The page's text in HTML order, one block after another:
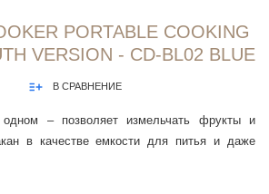
PORTABLE COOKING
VERSION - CD-BL02 BLUE
В СРАВНЕНИЕ
– позволяет измельчать фрукты и
в качестве емкости для питья и даже